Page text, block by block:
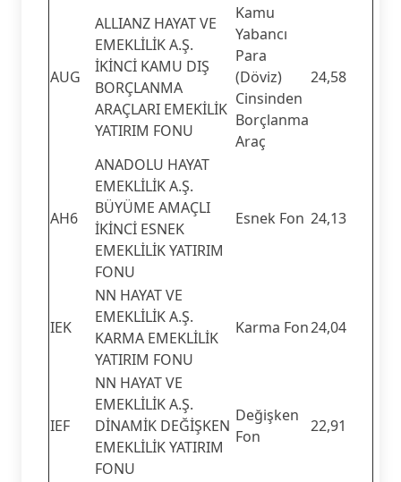
AUG
ALLIANZ HAYAT VE
EMEKLİLİK A.Ş.
İKİNCİ KAMU DIŞ
BORÇLANMA
ARAÇLARI EMEKİLİK
YATIRIM FONU
Kamu
Yabancı
Para
(Döviz)
Cinsinden
Borçlanma
Araç
24,58
AH6
ANADOLU HAYAT
EMEKLİLİK A.Ş.
BÜYÜME AMAÇLI
İKİNCİ ESNEK
EMEKLİLİK YATIRIM
FONU
Esnek Fon 24,13
IEK
NN HAYAT VE
EMEKLİLİK A.Ş.
KARMA EMEKLİLİK
YATIRIM FONU
Karma Fon24,04
IEF
NN HAYAT VE
EMEKLİLİK A.Ş.
DİNAMİK DEĞİŞKEN
EMEKLİLİK YATIRIM
FONU
Değişken
Fon
22,91